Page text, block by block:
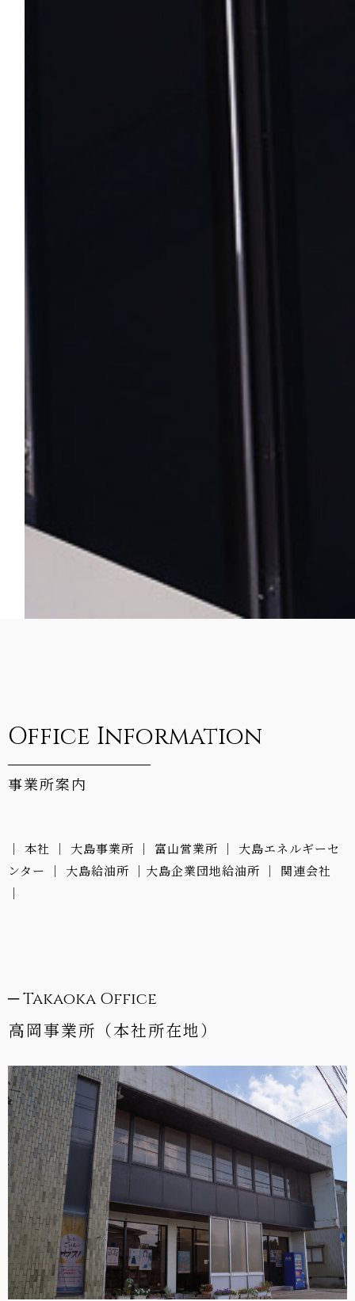
Office Information
事業所案内
│ 本社 │ 大島事業所 │ 富山営業所 │
大島エネルギーセ
ンター
│ 大島給油所 │ 大島企業団地給油所 │
関連会社
│
─ Takaoka Office
高岡事業所（本社所在地）